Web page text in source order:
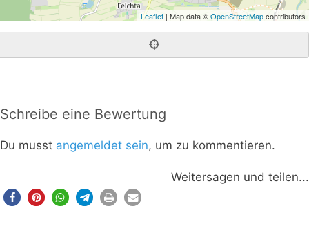
Leaflet | Map data ©OpenStreetMapcontributors
Schreibe eine Bewertung
Du musst angemeldet sein, um zu kommentieren.
Weitersagen und teilen...